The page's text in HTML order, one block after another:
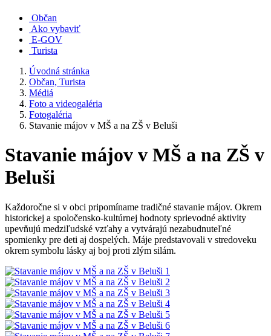
Občan
Ako vybaviť
E-GOV
Turista
Úvodná stránka
Občan, Turista
Médiá
Foto a videogaléria
Fotogaléria
Stavanie májov v MŠ a na ZŠ v Beluši
Stavanie májov v MŠ a na ZŠ v
Beluši
Každoročne si v obci pripomíname tradičné stavanie májov. Okrem
historickej a spoločensko-kultúrnej hodnoty sprievodné aktivity
upevňujú medziľudské vzťahy a vytvárajú nezabudnuteľné
spomienky pre deti aj dospelých. Máje predstavovali v stredoveku
okrem symbolu lásky aj boj proti zlým silám.